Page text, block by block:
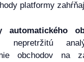
platformy
automatického
nepretržitú
obchodov na